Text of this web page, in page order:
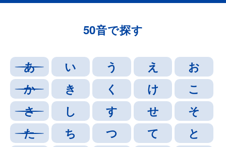
50音で探す